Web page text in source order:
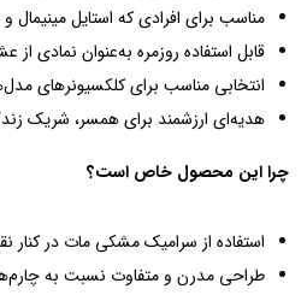
مناسب برای افرادی که استایل
قابل استفاده روزمره به‌عنوان نمادی از
انتخابی مناسب برای کلکسیونرهای
هدیه‌ای ارزشمند برای همسر، شریک
چرا این محصول خاص است؟
استفاده از سرامیک مشکی مات در کنار
طراحی مدرن و متفاوت نسبت به